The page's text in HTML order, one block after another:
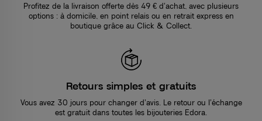
Profitez de la livraison offerte dès 49 € d’achat, avec plusieurs
options : à domicile, en point relais ou en retrait express en
boutique grâce au Click & Collect.
Retours simples et gratuits
Vous avez 30 jours pour changer d’avis. Le retour ou l’échange
est gratuit dans toutes les bijouteries Edora.